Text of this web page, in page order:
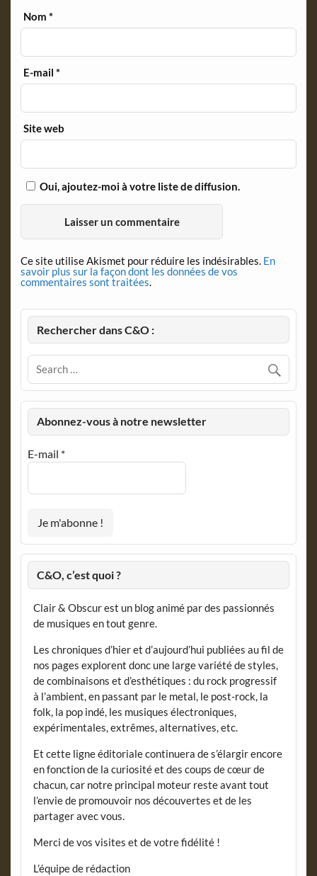
Nom*
E-mail*
Site web
Oui, ajoutez-moi à votre liste de diffusion.
Ce site utilise Akismet pour réduire les indésirables. En
savoir plus sur la façon dont les données de vos
commentaires sont traitées.
Rechercher dans C&O :
Abonnez-vous à notre newsletter
E-mail *
C&O, c’est quoi ?
Clair & Obscur est un blog animé par des passionnés
de musiques en tout genre.
Les chroniques d’hier et d’aujourd’hui publiées au fil de
nos pages explorent donc une large variété de styles,
de combinaisons et d’esthétiques : du rock progressif
à l’ambient, en passant par le metal, le post-rock, la
folk, la pop indé, les musiques électroniques,
expérimentales, extrêmes, alternatives, etc.
Et cette ligne éditoriale continuera de s’élargir encore
en fonction de la curiosité et des coups de cœur de
chacun, car notre principal moteur reste avant tout
l’envie de promouvoir nos découvertes et de les
partager avec vous.
Merci de vos visites et de votre fidélité !
L’équipe de rédaction